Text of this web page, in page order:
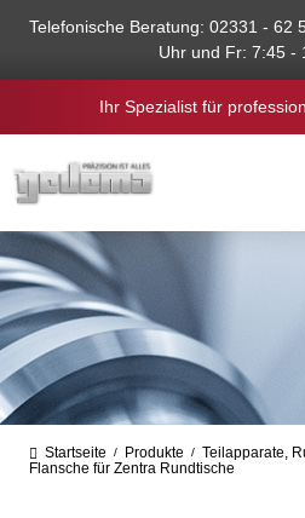
springen
Telefonische Beratung: 02331 - 62
Uhr und Fr: 7:45 -
Ihr Spezialist für
Startseite / Produkte / Teilapparate,
Flansche für Zentra Rundtische